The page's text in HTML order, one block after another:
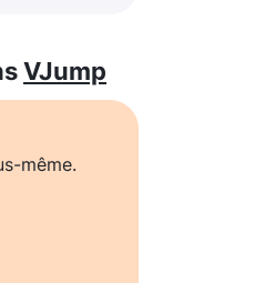
VJump
même.